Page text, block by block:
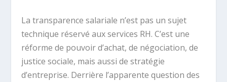
La transparence salariale n’est pas un sujet
technique réservé aux services RH. C’est une
réforme de pouvoir d’achat, de négociation, de
justice sociale, mais aussi de stratégie
d’entreprise. Derrière l’apparente question des